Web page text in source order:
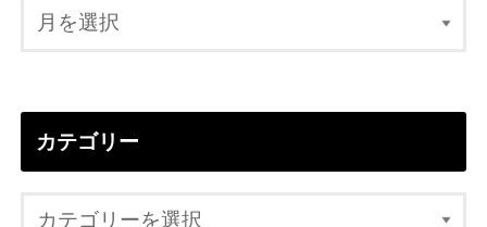
カテゴリー